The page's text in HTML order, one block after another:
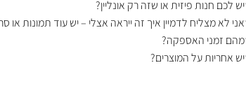
יש לכם חנות פיזית או שזה רק אונליין?
אני לא מצליח לדמיין איך זה ייראה אצלי – יש עוד תמונות או
מהם זמני האספקה?
יש אחריות על המוצרים?